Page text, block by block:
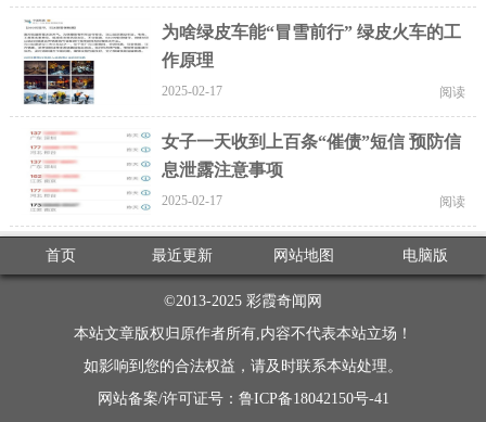
为啥绿皮车能“冒雪前行” 绿皮火车的工
作原理
2025-02-17 阅读
女子一天收到上百条“催债”短信 预防信
息泄露注意事项
2025-02-17 阅读
首页 最近更新 网站地图 电脑版
©2013-2025 彩霞奇闻网
本站文章版权归原作者所有,内容不代表本站立场！
如影响到您的合法权益，请及时联系本站处理。
网站备案/许可证号：鲁ICP备18042150号-41